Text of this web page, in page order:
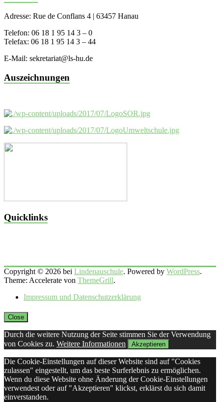
Adresse: Rue de Conflans 4 | 63457 Hanau
Telefon: 06 18 1 95 14 3 – 0
Telefax: 06 18 1 95 14 3 – 44
E-Mail: sekretariat@ls-hu.de
Auszeichnungen
Quicklinks
Copyright © 2026 bei Lindenauschule. Powered by WordPress.
Theme: Accelerate von ThemeGrill.
Impressum und Datenschutzerklärung
Close
Durch die weitere Nutzung der Seite stimmen Sie der Verwendung
von Cookies zu. Weitere Informationen Akzeptieren
Die Cookie-Einstellungen auf dieser Website sind auf "Cookies
zulassen" eingestellt, um das beste Surferlebnis zu ermöglichen.
Wenn du diese Website ohne Änderung der Cookie-Einstellungen
verwendest oder auf "Akzeptieren" klickst, erklärst du sich damit
einverstanden.